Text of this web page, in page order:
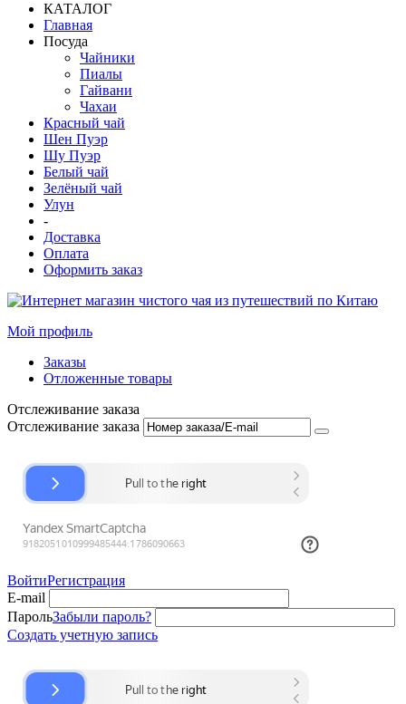
КАТАЛОГ
Главная
Посуда
Чайники
Пиалы
Гайвани
Чахаи
Красный чай
Шен Пуэр
Шу Пуэр
Белый чай
Зелёный чай
Улун
-
Доставка
Оплата
Оформить заказ
Мой профиль
Заказы
Отложенные товары
Отслеживание заказа
Отслеживание заказа
ВойтиРегистрация
E-mail
ПарольЗабыли пароль?
Создать учетную запись